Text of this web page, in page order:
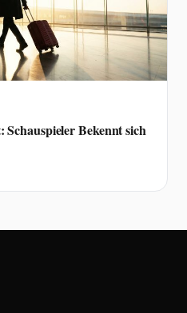
Bekennt sich